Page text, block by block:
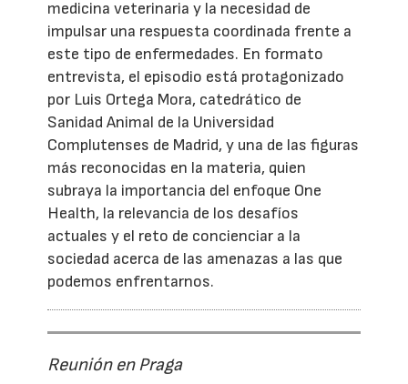
medicina veterinaria y la necesidad de
impulsar una respuesta coordinada frente a
este tipo de enfermedades. En formato
entrevista, el episodio está protagonizado
por Luis Ortega Mora, catedrático de
Sanidad Animal de la Universidad
Complutenses de Madrid, y una de las figuras
más reconocidas en la materia, quien
subraya la importancia del enfoque One
Health, la relevancia de los desafíos
actuales y el reto de concienciar a la
sociedad acerca de las amenazas a las que
podemos enfrentarnos.
Reunión en Praga